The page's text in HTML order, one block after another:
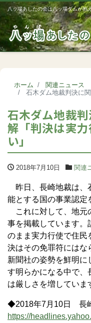
八ッ場あしたの会は八ッ場ダムが抱
ホーム
関連ニュース
石木ダム地裁判決に関する長
石木ダム地裁
解「判決は実
い」
2018年7月10日 関連
昨日、長崎地裁は、
能とする国の事業認定
これに対して、地元
事を掲載しています。
のまま実力行使で住民
決はその免罪符にはな
新聞社の姿勢を鮮明に
す明らかになる中で、
は厳しさを増していま
◆2018年7月10日 長
https://